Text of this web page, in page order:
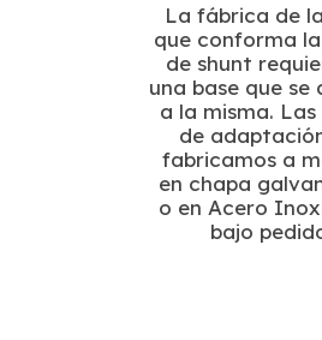
La fábrica de
que conforma
de shunt
una base que se
a la misma. Las
de
fabricamos a
en chapa
o en Acero
bajo